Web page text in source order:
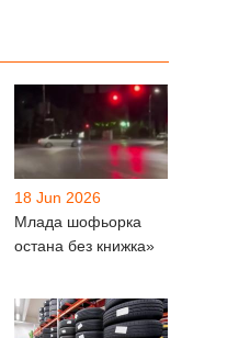
18 Jun 2026
Млада шофьорка
остана без книжка»